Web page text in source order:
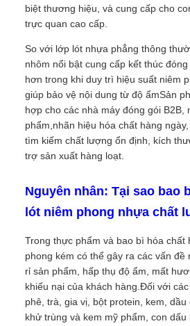
biệt thương hiệu, và cung cấp cho
trực quan cao cấp.
So với lớp lót nhựa phẳng thông
nhôm nổi bật cung cấp kết thúc
hơn trong khi duy trì hiệu suất niêm
giúp bảo vệ nội dung từ độ ẩmSản
hợp cho các nhà máy đóng gói B2B,
phẩm,nhãn hiệu hóa chất hàng
tìm kiếm chất lượng ổn định, kích
trợ sản xuất hàng loạt.
Nguyên nhân: Tại sao bao
lót niêm phong nhựa chất
Trong thực phẩm và bao bì hóa chất
phong kém có thể gây ra các vấn
rỉ sản phẩm, hấp thụ độ ẩm, mất
khiếu nại của khách hàng.Đối với
phê, trà, gia vị, bột protein, kem,
khử trùng và kem mỹ phẩm, con dấu